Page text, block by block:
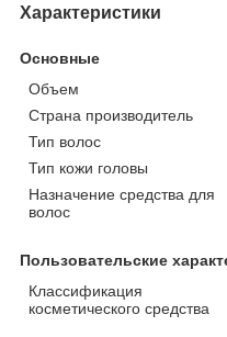
Характеристики
Основные
Объем
Страна производитель
Тип волос
Тип кожи головы
Назначение средства для
волос
Пользовательские
Классификация
косметического средства